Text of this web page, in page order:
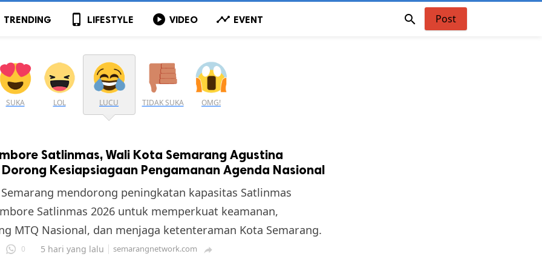
TRENDING phone_iphone LIFESTYLE play_circle VIDEO timeline EVENT  Post
SUKA LOL LUCU TIDAK SUKA OMG!
Satlinmas, Wali Kota Semarang Agustina
Kesiapsiagaan Pengamanan Agenda Nasional
mendorong peningkatan kapasitas Satlinmas
Satlinmas 2026 untuk memperkuat keamanan,
MTQ Nasional, dan menjaga ketenteraman Kota Semarang.
0 5 hari yang lalu semarangnetwork.com 